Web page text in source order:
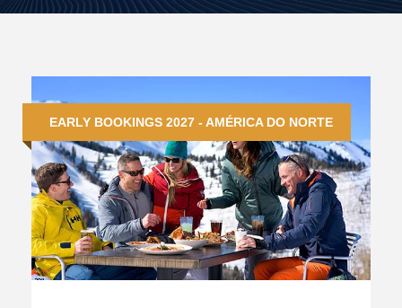
EARLY BOOKINGS 2027 - AMÉRICA DO NORTE